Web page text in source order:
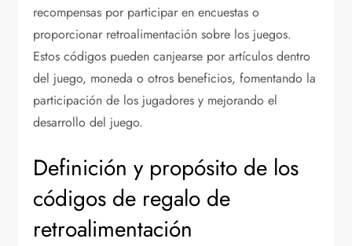
recompensas por participar en encuestas o
proporcionar retroalimentación sobre los juegos.
Estos códigos pueden canjearse por artículos dentro
del juego, moneda o otros beneficios, fomentando la
participación de los jugadores y mejorando el
desarrollo del juego.
Definición y propósito de los
códigos de regalo de
retroalimentación